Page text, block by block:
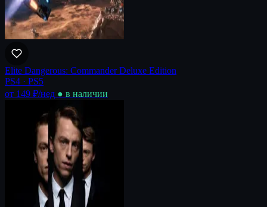
Elite Dangerous: Commander Deluxe Edition
PS4 · PS5
от 149 ₽/нед ● в наличии